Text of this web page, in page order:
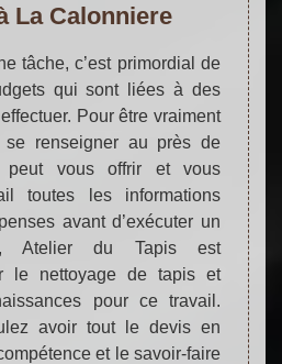
La Calonniere
tâche, c’est primordial de
qui sont liées à des
Pour être vraiment
renseigner au près de
peut vous offrir et vous
toutes les informations
avant d’exécuter un
Atelier du Tapis est
le nettoyage de tapis et
pour ce travail.
avoir tout le devis en
et le savoir-faire